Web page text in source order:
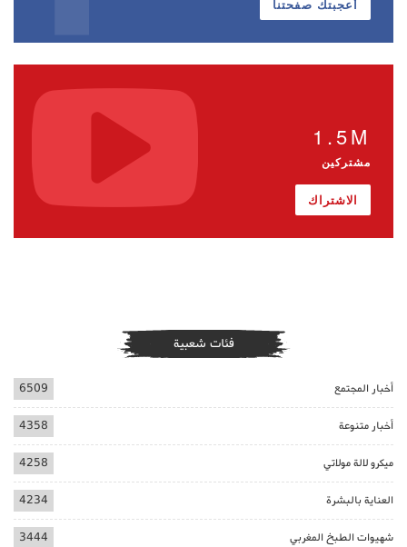
أعجبتك صفحتنا
1.5M
مشتركين
الاشتراك
فئات شعبية
أخبار المجتمع 6509
أخبار متنوعة 4358
ميكرو لالة مولاتي 4258
العناية بالبشرة 4234
شهيوات الطبخ المغربي 3444